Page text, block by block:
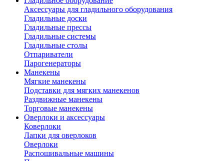
Аксессуары для гладильного оборудования
Гладильные доски
Гладильные прессы
Гладильные системы
Гладильные столы
Отпариватели
Парогенераторы
Манекены
Мягкие манекены
Подставки для мягких манекенов
Раздвижные манекены
Торговые манекены
Оверлоки и аксессуары
Коверлоки
Лапки для оверлоков
Оверлоки
Распошивальные машины